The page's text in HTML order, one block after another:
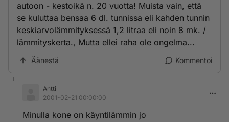
autoon - kestoikä n. 20 vuotta! Muista vain, että
se kuluttaa bensaa 6 dl. tunnissa eli kahden tunnin
keskiarvolämmityksessä 1,2 litraa eli noin 8 mk. /
lämmityskerta., Mutta ellei raha ole ongelma...
Äänestä Kommentoi
Antti
2001-02-21 00:00:00
Minulla kone on käyntilämmin jo